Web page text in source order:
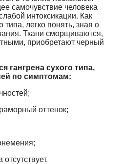
самочувствие человека
интоксикации. Как
типа, легко понять, зная о
Ткани сморщиваются,
приобретают черный
гангрена сухого типа,
по симптомам:
оттенок;